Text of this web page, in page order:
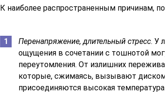
К наиболее распространенным причинам,
Перенапряжение, длительный стресс. У
ощущения в сочетании с тошнотой
переутомления. От излишних
которые, сжимаясь, вызывают
присоединяются высокая